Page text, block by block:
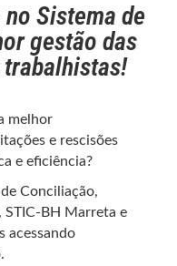
Sistema de
gestão das
melhor
e rescisões
e eficiência?
Conciliação,
BH Marreta e
acessando